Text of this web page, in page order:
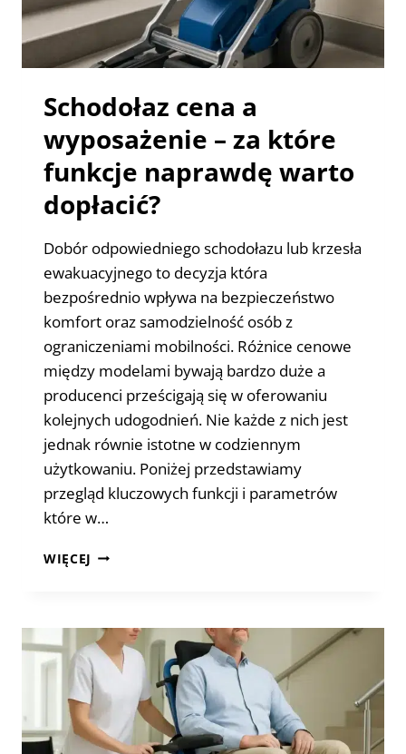
Schodołaz cena a
wyposażenie – za które
funkcje naprawdę warto
dopłacić?
Dobór odpowiedniego schodołazu lub krzesła
ewakuacyjnego to decyzja która
bezpośrednio wpływa na bezpieczeństwo
komfort oraz samodzielność osób z
ograniczeniami mobilności. Różnice cenowe
między modelami bywają bardzo duże a
producenci prześcigają się w oferowaniu
kolejnych udogodnień. Nie każde z nich jest
jednak równie istotne w codziennym
użytkowaniu. Poniżej przedstawiamy
przegląd kluczowych funkcji i parametrów
które w…
WIĘCEJ SCHODOŁAZ
–
ZA
KTÓRE
FUNKCJE
NAPRAWDĘ
WARTO
DOPŁACIĆ?